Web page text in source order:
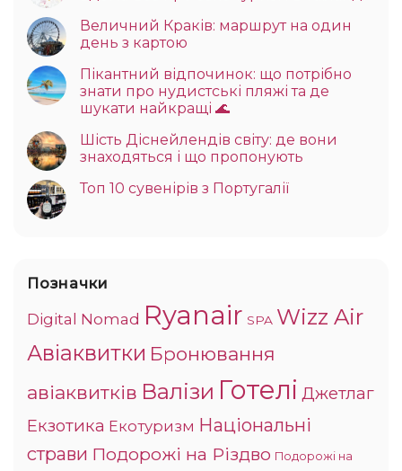
Величний Краків: маршрут на один
день з картою
Пікантний відпочинок: що потрібно
знати про нудистські пляжі та де
шукати найкращі 🌊
Шість Діснейлендів світу: де вони
знаходяться і що пропонують
Топ 10 сувенірів з Португалії
Позначки
Digital Nomad Ryanair SPA Wizz Air
Авіаквитки Бронювання
авіаквитків Валізи Готелі Джетлаг
Екзотика Екотуризм Національні
страви Подорожі на Різдво Подорожі на